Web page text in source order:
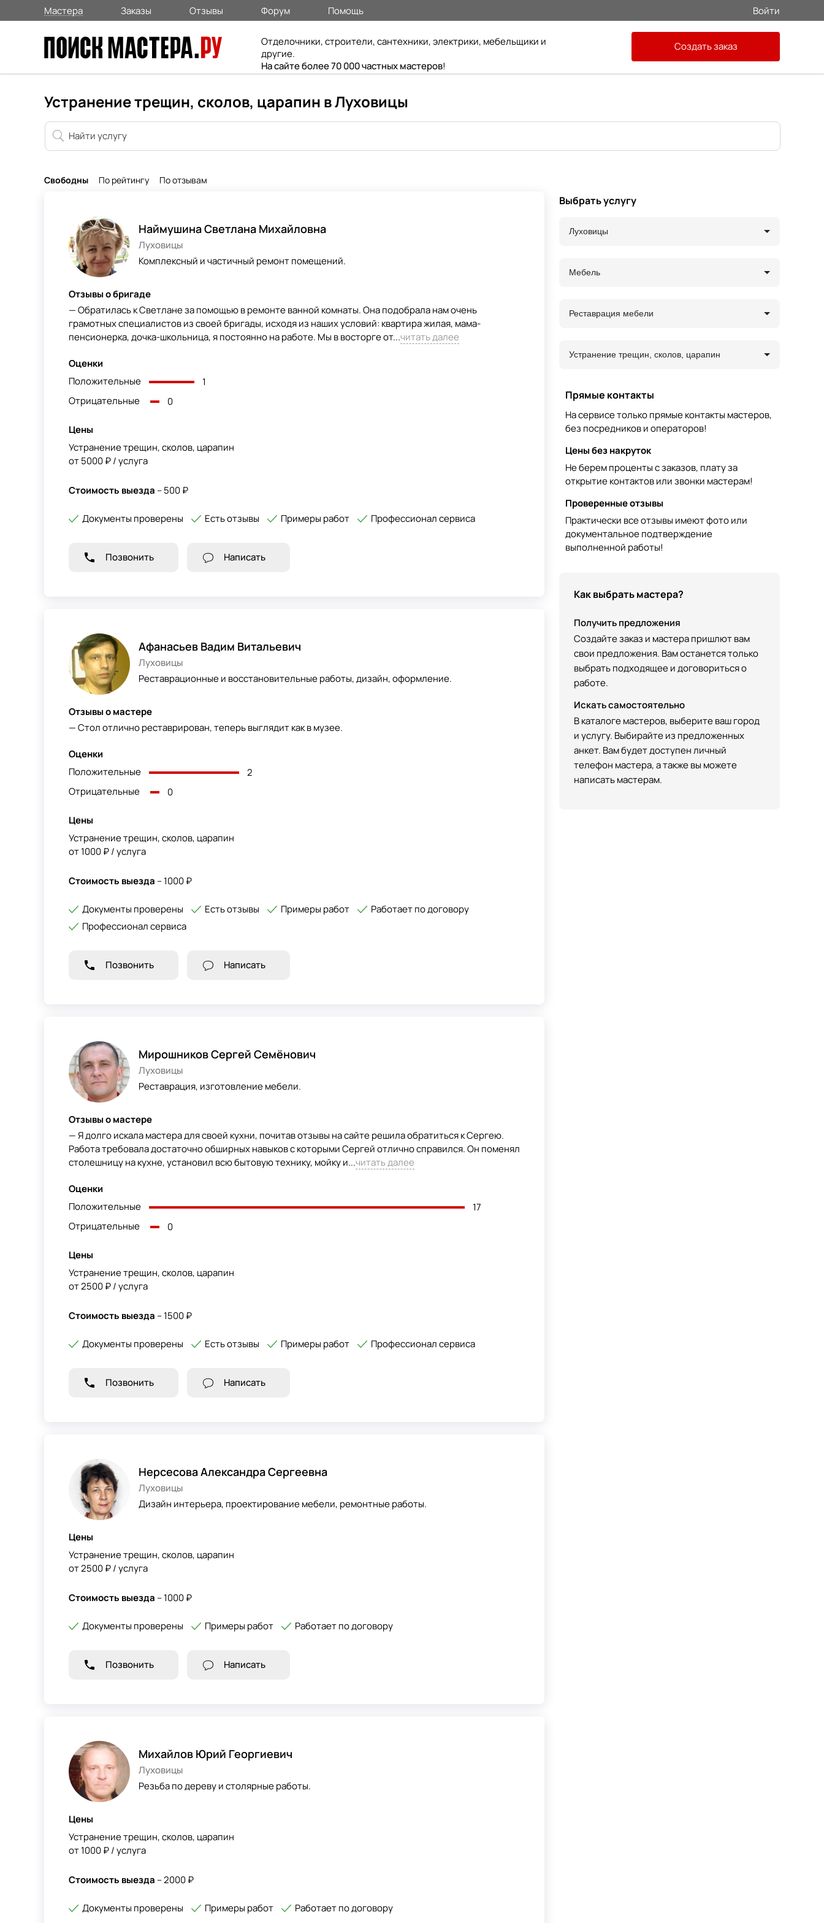
Мастера Заказы Отзывы Форум Помощь Войти
Отделочники, строители, сантехники, электрики, мебельщики и
другие.
На сайте более 70 000 частных мастеров!
Создать заказ
Устранение трещин, сколов, царапин в Луховицы
Свободны По рейтингу По отзывам
Наймушина Светлана Михайловна
Луховицы
Комплексный и частичный ремонт помещений.
Отзывы о бригаде
— Обратилась к Светлане за помощью в ремонте ванной комнаты. Она подобрала нам очень
грамотных специалистов из своей бригады, исходя из наших условий: квартира жилая, мама-
пенсионерка, дочка-школьница, я постоянно на работе. Мы в восторге от...читать далее
Оценки
Положительные
1
Отрицательные
0
Цены
Устранение трещин, сколов, царапин
от 5000 ₽ / услуга
Стоимость выезда – 500 ₽
Документы проверены Есть отзывы Примеры работ Профессионал сервиса
Позвонить Написать
Афанасьев Вадим Витальевич
Луховицы
Реставрационные и восстановительные работы, дизайн, оформление.
Отзывы о мастере
— Стол отлично реставрирован, теперь выглядит как в музее.
Оценки
Положительные
2
Отрицательные
0
Цены
Устранение трещин, сколов, царапин
от 1000 ₽ / услуга
Стоимость выезда – 1000 ₽
Документы проверены Есть отзывы Примеры работ
Работает по договору
Профессионал сервиса
Позвонить Написать
Мирошников Сергей Семёнович
Луховицы
Реставрация, изготовление мебели.
Отзывы о мастере
— Я долго искала мастера для своей кухни, почитав отзывы на сайте решила обратиться к Сергею.
Работа требовала достаточно обширных навыков с которыми Сергей отлично справился. Он поменял
столешницу на кухне, установил всю бытовую технику, мойку и...читать далее
Оценки
Положительные
17
Отрицательные
0
Цены
Устранение трещин, сколов, царапин
от 2500 ₽ / услуга
Стоимость выезда – 1500 ₽
Документы проверены Есть отзывы Примеры работ Профессионал сервиса
Позвонить Написать
Нерсесова Александра Сергеевна
Луховицы
Дизайн интерьера, проектирование мебели, ремонтные работы.
Цены
Устранение трещин, сколов, царапин
от 2500 ₽ / услуга
Стоимость выезда – 1000 ₽
Документы проверены Примеры работ Работает по договору
Позвонить Написать
Михайлов Юрий Георгиевич
Луховицы
Резьба по дереву и столярные работы.
Цены
Устранение трещин, сколов, царапин
от 1000 ₽ / услуга
Стоимость выезда – 2000 ₽
Документы проверены Примеры работ Работает по договору
Выбрать услугу
Луховицы
Мебель
Реставрация мебели
Устранение трещин, сколов, царапин
Прямые контакты
На сервисе только прямые контакты мастеров,
без посредников и операторов!
Цены без накруток
Не берем проценты с заказов, плату за
открытие контактов или звонки мастерам!
Проверенные отзывы
Практически все отзывы имеют фото или
документальное подтверждение
выполненной работы!
Как выбрать мастера?
Получить предложения
Создайте заказ и мастера пришлют вам
свои предложения. Вам останется только
выбрать подходящее и договориться о
работе.
Искать самостоятельно
В каталоге мастеров, выберите ваш город
и услугу. Выбирайте из предложенных
анкет. Вам будет доступен личный
телефон мастера, а также вы можете
написать мастерам.